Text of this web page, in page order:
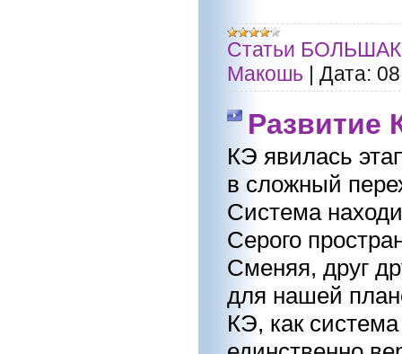
Статьи
Макошь | Дата:
Развитие
КЭ явилась
в сложный
Система
Серого
Сменяя, друг
для нашей
КЭ, как